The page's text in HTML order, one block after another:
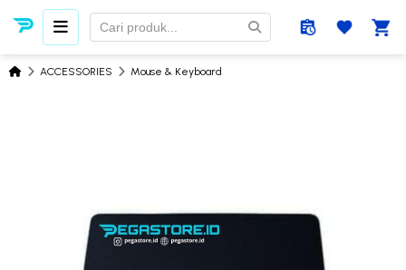
ACCESSORIES Mouse & Keyboard